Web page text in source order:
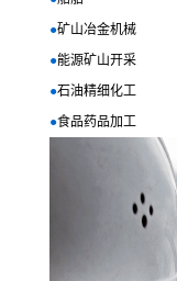
●矿山冶金机械
●能源矿山开采
●石油精细化工
●食品药品加工